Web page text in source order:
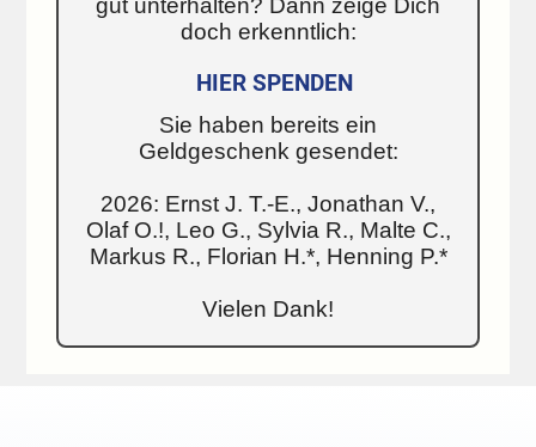
doch erkenntlich:
HIER SPENDEN
Sie haben bereits ein
Geldgeschenk gesendet:
2026: Ernst J. T.-E., Jonathan V.,
Olaf O.!, Leo G., Sylvia R., Malte C.,
Markus R., Florian H.*, Henning P.*
Vielen Dank!